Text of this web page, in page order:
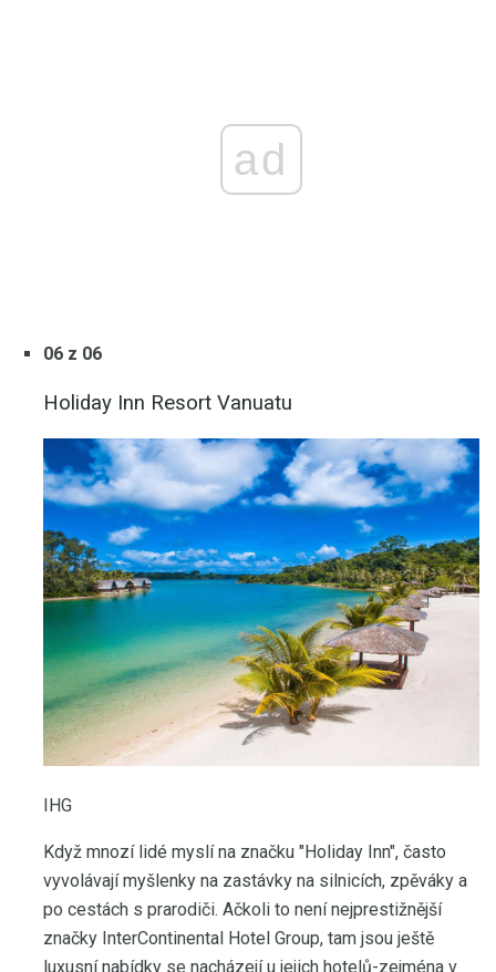
ad
06 z 06
Holiday Inn Resort Vanuatu
IHG
Když mnozí lidé myslí na značku "Holiday Inn", často
vyvolávají myšlenky na zastávky na silnicích, zpěváky a
po cestách s prarodiči. Ačkoli to není nejprestižnější
značky InterContinental Hotel Group, tam jsou ještě
luxusní nabídky se nacházejí u jejich hotelů-zejména v